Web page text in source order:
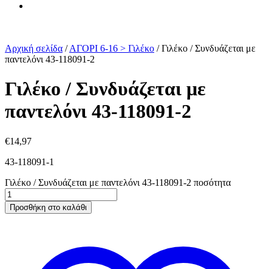
Αρχική σελίδα / ΑΓΟΡΙ 6-16 > Γιλέκο /Γιλέκο / Συνδυάζεται με
παντελόνι 43-118091-2
Γιλέκο / Συνδυάζεται με
παντελόνι 43-118091-2
€14,97
43-118091-1
Γιλέκο / Συνδυάζεται με παντελόνι 43-118091-2 ποσότητα
Προσθήκη στο καλάθι